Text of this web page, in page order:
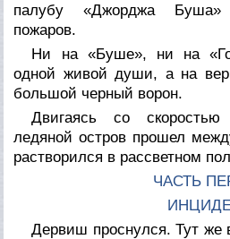
палубу «Джорджа Буша»
пожаров.
Ни на «Буше», ни на
одной живой души, а на
большой черный ворон.
Двигаясь со
ледяной остров прошел
растворился в рассветном
ЧАСТЬ
Дервиш проснулся. Тут же